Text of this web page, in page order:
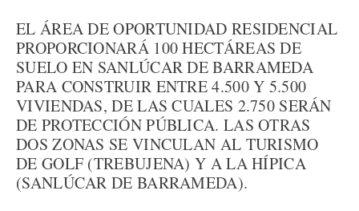
EL ÁREA DE OPORTUNIDAD RESIDENCIAL
PROPORCIONARÁ 100 HECTÁREAS DE
SUELO EN SANLÚCAR DE BARRAMEDA
PARA CONSTRUIR ENTRE 4.500 Y 5.500
VIVIENDAS, DE LAS CUALES 2.750 SERÁN
DE PROTECCIÓN PÚBLICA. LAS OTRAS
DOS ZONAS SE VINCULAN AL TURISMO
DE GOLF (TREBUJENA) Y A LA HÍPICA
(SANLÚCAR DE BARRAMEDA).